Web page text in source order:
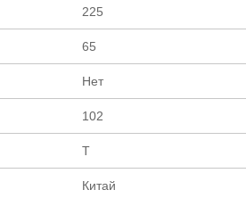
225
65
Нет
102
T
Китай